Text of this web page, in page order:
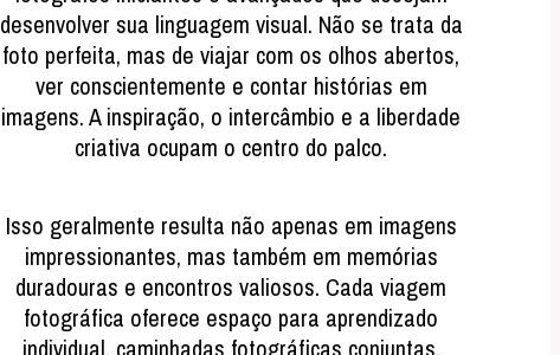
desenvolver sua linguagem visual. Não se trata da
foto perfeita, mas de viajar com os olhos abertos,
ver conscientemente e contar histórias em
imagens. A inspiração, o intercâmbio e a liberdade
criativa ocupam o centro do palco.
Isso geralmente resulta não apenas em imagens
impressionantes, mas também em memórias
duradouras e encontros valiosos. Cada viagem
fotográfica oferece espaço para aprendizado
individual, caminhadas fotográficas conjuntas,